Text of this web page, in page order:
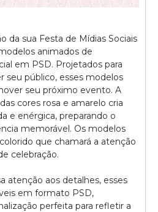
da sua Festa de Mídias Sociais
animados de
em PSD. Projetados para
seu público, esses modelos
seu próximo evento. A
cores rosa e amarelo cria
e enérgica, preparando o
memorável. Os modelos
que chamará a atenção
celebração.
atenção aos detalhes, esses
em formato PSD,
perfeita para refletir a